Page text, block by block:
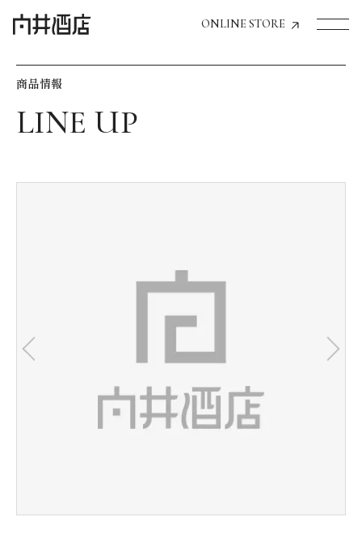
ONLINE STORE
飲食店経営のお客様
お気に入り機能の活用方法
会社情報
商品情報